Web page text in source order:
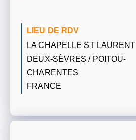
LIEU DE RDV
LA CHAPELLE ST LAURENT
DEUX-SÈVRES / POITOU-
CHARENTES
FRANCE